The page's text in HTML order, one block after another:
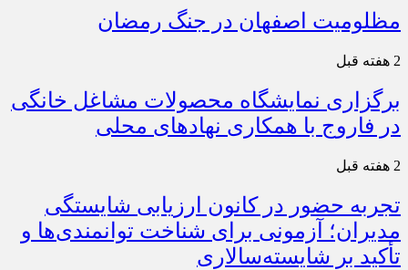
مظلومیت اصفهان در جنگ رمضان
2 هفته قبل
برگزاری نمایشگاه محصولات مشاغل خانگی
در فاروج با همکاری نهادهای محلی
2 هفته قبل
تجربه حضور در کانون ارزیابی شایستگی
مدیران؛ آزمونی برای شناخت توانمندی‌ها و
تأکید بر شایسته‌سالاری